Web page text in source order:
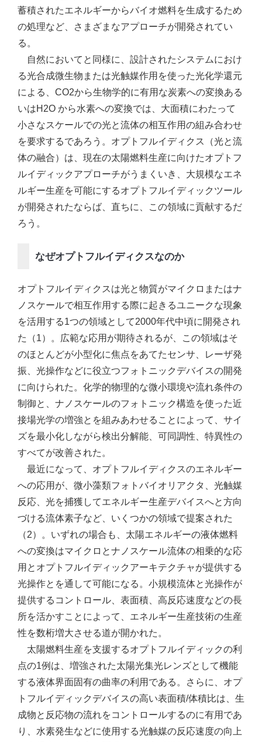
蓄積されたエネルギーからバイオ燃料を生成するため
の処理など、さまざまなアプローチが開発されてい
る。
自然においてと同様に、設計されたシステムにおけ
る光合成微生物または光触媒作用を使った光化学還元
による、CO2から生物学的に有用な炭素への変換ある
いはH2O から水素への変換では、大面積にわたって
小さなスケールでの光と流体の相互作用の組み合わせ
を要求するであろう。オプトフルイディクス（光と流
体の融合）は、現在の太陽燃料生産に向けたオプトフ
ルイディックアプローチがうまくいき、大規模なエネ
ルギー生産を可能にするオプトフルイディックツール
が開発されたならば、直ちに、この領域に貢献するだ
ろう。
なぜオプトフルイディクスなのか
オプトフルイディクスは光と物質がマイクロまたはナ
ノスケールで相互作用する際に起きるユニークな現象
を活用する1つの領域として2000年代中頃に開発され
た（1）。広範な応用が期待されるが、この領域はそ
のほとんどが小型化に焦点をあてたセンサ、レーザ発
振、光操作などに役立つフォトニックデバイスの開発
に向けられた。化学的物理的な微小環境や流れ条件の
制御と、ナノスケールのフォトニック構造を使った近
接場光学の増強とを組みあわせることによって、サイ
ズを最小化しながら検出分解能、可同調性、特異性の
すべてが改善された。
最近になって、オプトフルイディクスのエネルギー
への応用が、微小藻類フォトバイオリアクタ、光触媒
反応、光を捕獲してエネルギー生産デバイスへと方向
づける流体素子など、いくつかの領域で提案された
（2）。いずれの場合も、太陽エネルギーの液体燃料
への変換はマイクロとナノスケール流体の相乗的な応
用とオプトフルイディックアーキテクチャが提供する
光操作とを通して可能になる。小規模流体と光操作が
提供するコントロール、表面積、高反応速度などの長
所を活かすことによって、エネルギー生産技術の生産
性を数桁増大させる道が開かれた。
太陽燃料生産を支援するオプトフルイディックの利
点の1例は、増強された太陽光集光レンズとして機能
する液体界面固有の曲率の利用である。さらに、オプ
トフルイディックデバイスの高い表面積/体積比は、生
成物と反応物の流れをコントロールするのに有用であ
り、水素発生などに使用する光触媒の反応速度の向上